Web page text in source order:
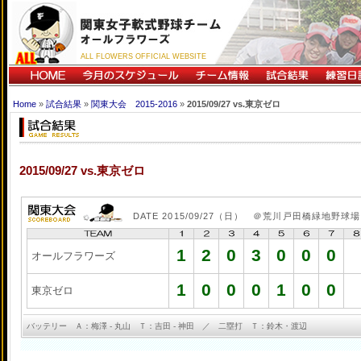
ALL FLOWERS OFFICIAL WEBSITE
Home » 試合結果 » 関東大会 2015-2016 » 2015/09/27 vs.東京ゼロ
2015/09/27 vs.東京ゼロ
DATE 2015/09/27（日） ＠荒川戸田橋緑地野球場
オールフラワーズ 1 2 0 3 0 0 0
東京ゼロ 1 0 0 0 1 0 0
バッテリー Ａ：梅澤 - 丸山 Ｔ：吉田 - 神田 ／ 二塁打 Ｔ：鈴木・渡辺